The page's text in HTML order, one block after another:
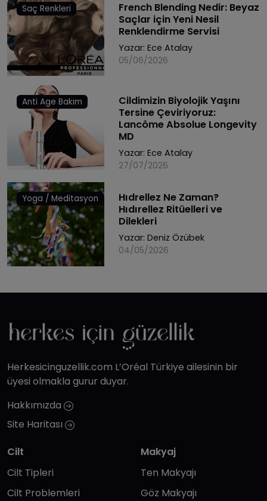
Saç Renkleri
French Blending Nedir: Beyaz
Saçlar için Yeni Nesil
Renklendirme Servisi
Yazar: Ece Atalay
05/06/2026
Anti Age Bakım
Cildimizin Biyolojik Yaşını
Tersine Çeviriyoruz:
Lancôme Absolue Longevity
MD
Yazar: Ece Atalay
27/07/2026
Yoga / Meditasyon
Hıdrellez Ne Zaman?
Hıdırellez Ritüelleri ve
Dilekleri
Yazar: Deniz Özübek
04/05/2026
Herkesicinguzellik.com L’Oréal Türkiye ailesinin bir
üyesi olmakla gurur duyar.
Hakkımızda
Site Haritası
Cilt
Cilt Tipleri
Cilt Problemleri
Makyaj
Ten Makyajı
Göz Makyajı